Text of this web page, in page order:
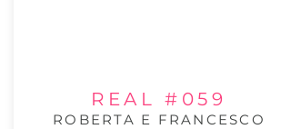
REAL #059
ROBERTA E FRANCESCO